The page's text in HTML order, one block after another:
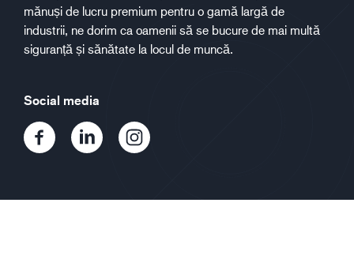
mănuși de lucru premium pentru o gamă largă de
industrii, ne dorim ca oamenii să se bucure de mai multă
siguranță și sănătate la locul de muncă.
Social media